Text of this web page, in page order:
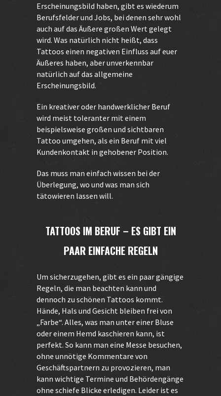
Erscheinungsbild haben, gibt es wiederum
Berufsfelder und Jobs, bei denen sehr wohl
auch auf das Äußere großen Wert gelegt
wird. Was natürlich nicht heißt, dass
Tattoos einen negativen Einfluss auf euer
Äußeres haben, aber unverkennbar
natürlich auf das allgemeine
Erscheinungsbild.
Ein kreativer oder handwerklicher Beruf
wird meist toleranter mit einem
beispielsweise großen und sichtbaren
Tattoo umgehen, als ein Beruf mit viel
Kundenkontakt in gehobener Position.
Das muss man einfach wissen bei der
Überlegung, wo und was man sich
tätowieren lassen will.
TATTOOS IM BERUF – ES GIBT EIN
PAAR EINFACHE REGELN
Um sicherzugehen, gibt es ein paar gängige
Regeln, die man beachten kann und
dennoch zu schönen Tattoos kommt.
Hände, Hals und Gesicht bleiben frei von
„Farbe“. Alles, was man unter einer Bluse
oder einem Hemd kaschieren kann, ist
perfekt. So kann man eine Messe besuchen,
ohne unnötige Kommentare von
Geschäftspartnern zu provozieren, man
kann wichtige Termine und Behördengänge
ohne schiefe Blicke erledigen. Leider ist es